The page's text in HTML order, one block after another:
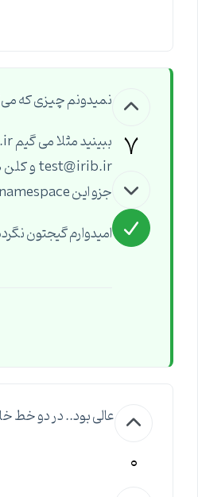
7
نمیدونم چیزی که می
جزو این DNS namespace به حساب میان.
امیدوارم گیجتون
0
عالی بود.. در دو خط